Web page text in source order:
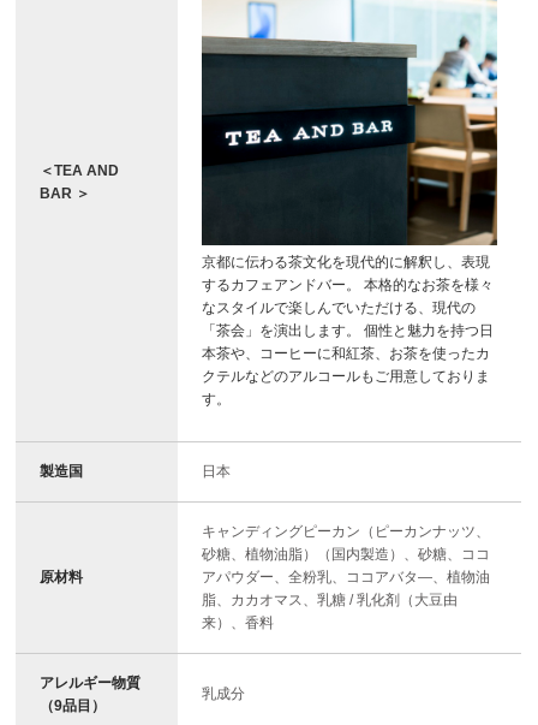
＜TEA AND
BAR ＞
京都に伝わる茶文化を現代的に解釈し、表現
するカフェアンドバー。 本格的なお茶を様々
なスタイルで楽しんでいただける、現代の
「茶会」を演出します。 個性と魅力を持つ日
本茶や、コーヒーに和紅茶、お茶を使ったカ
クテルなどのアルコールもご用意しておりま
す。
製造国 日本
原材料
キャンディングピーカン（ピーカンナッツ、
砂糖、植物油脂）（国内製造）、砂糖、ココ
アパウダー、全粉乳、ココアバタ―、植物油
脂、カカオマス、乳糖 / 乳化剤（大豆由
来）、香料
アレルギー物質
（9品目）
乳成分